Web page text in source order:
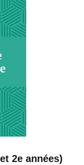
2e années)